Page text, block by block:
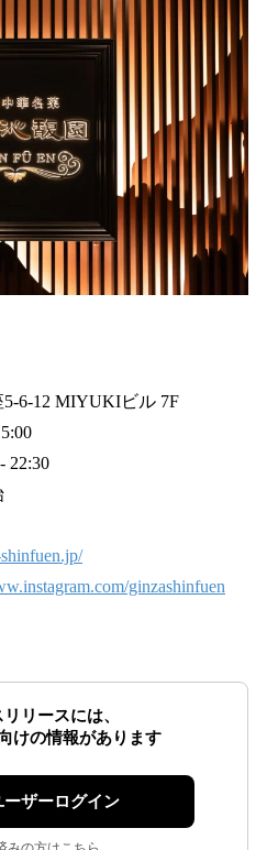
6-12 MIYUKIビル 7F
ginzashinfuen
リースには、
けの情報があります
ーザーログイン